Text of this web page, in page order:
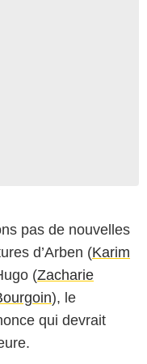
pas de nouvelles
d’Arben (Karim
(Zacharie
), le
qui devrait